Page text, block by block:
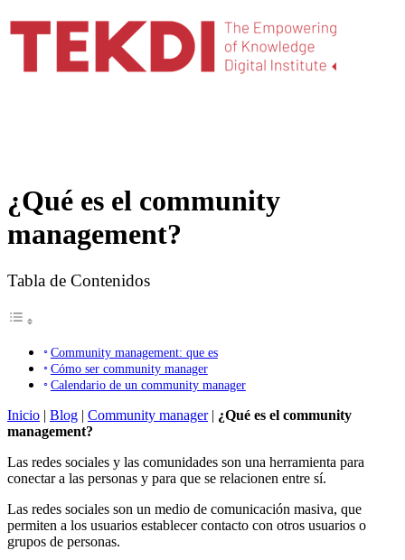
¿Qué es el community
management?
Tabla de Contenidos
Community management: que es
Cómo ser community manager
Calendario de un community manager
Inicio | Blog | Community manager| ¿Qué es el community
management?
Las redes sociales y las comunidades son una herramienta para
conectar a las personas y para que se relacionen entre sí.
Las redes sociales son un medio de comunicación masiva, que
permiten a los usuarios establecer contacto con otros usuarios o
grupos de personas.